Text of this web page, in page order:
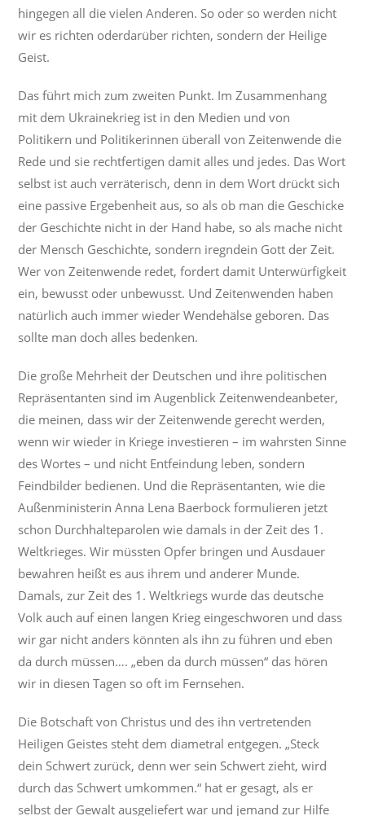
hingegen all die vielen Anderen. So oder so werden nicht
wir es richten oderdarüber richten, sondern der Heilige
Geist.
Das führt mich zum zweiten Punkt. Im Zusammenhang
mit dem Ukrainekrieg ist in den Medien und von
Politikern und Politikerinnen überall von Zeitenwende die
Rede und sie rechtfertigen damit alles und jedes. Das Wort
selbst ist auch verräterisch, denn in dem Wort drückt sich
eine passive Ergebenheit aus, so als ob man die Geschicke
der Geschichte nicht in der Hand habe, so als mache nicht
der Mensch Geschichte, sondern iregndein Gott der Zeit.
Wer von Zeitenwende redet, fordert damit Unterwürfigkeit
ein, bewusst oder unbewusst. Und Zeitenwenden haben
natürlich auch immer wieder Wendehälse geboren. Das
sollte man doch alles bedenken.
Die große Mehrheit der Deutschen und ihre politischen
Repräsentanten sind im Augenblick Zeitenwendeanbeter,
die meinen, dass wir der Zeitenwende gerecht werden,
wenn wir wieder in Kriege investieren – im wahrsten Sinne
des Wortes – und nicht Entfeindung leben, sondern
Feindbilder bedienen. Und die Repräsentanten, wie die
Außenministerin Anna Lena Baerbock formulieren jetzt
schon Durchhalteparolen wie damals in der Zeit des 1.
Weltkrieges. Wir müssten Opfer bringen und Ausdauer
bewahren heißt es aus ihrem und anderer Munde.
Damals, zur Zeit des 1. Weltkriegs wurde das deutsche
Volk auch auf einen langen Krieg eingeschworen und dass
wir gar nicht anders könnten als ihn zu führen und eben
da durch müssen…. „eben da durch müssen“ das hören
wir in diesen Tagen so oft im Fernsehen.
Die Botschaft von Christus und des ihn vertretenden
Heiligen Geistes steht dem diametral entgegen. „Steck
dein Schwert zurück, denn wer sein Schwert zieht, wird
durch das Schwert umkommen.“ hat er gesagt, als er
selbst der Gewalt ausgeliefert war und jemand zur Hilfe